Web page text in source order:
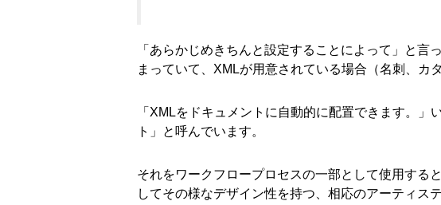
「あらかじめきちんと設定することによって」と
まっていて、XMLが用意されている場合（名刺、カ
「XMLをドキュメントに自動的に配置できます。
ト」と呼んでいます。
それをワークフロープロセスの一部として使用する
してその様なデザイン性を持つ、相応のアーティス